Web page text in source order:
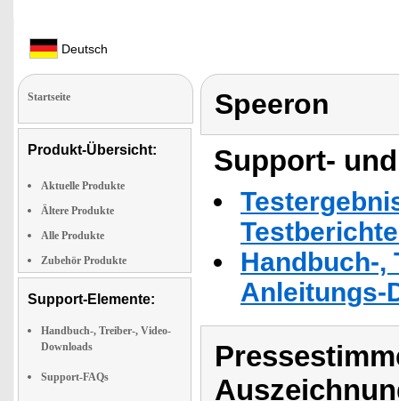
Deutsch
Startseite
Produkt-Übersicht:
Aktuelle Produkte
Ältere Produkte
Alle Produkte
Zubehör Produkte
Support-Elemente:
Handbuch-, Treiber-, Video-
Downloads
Support-FAQs
Speeron
Support-
Handbuch-,
Anleitungs-